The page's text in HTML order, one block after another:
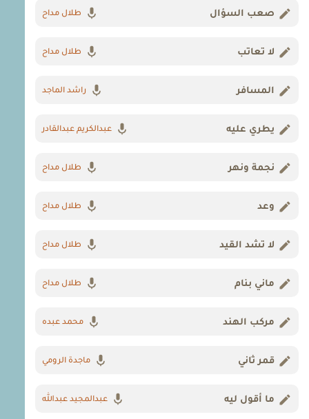
صعب السؤال طلال مداح
لا تعاتب طلال مداح
المسافر راشد الماجد
يطري عليه عبدالكريم عبدالقادر
نجمة ونهر طلال مداح
وعد طلال مداح
لا تشد القيد طلال مداح
ماني بنام طلال مداح
مركب الهند محمد عبده
قمر ثاني ماجدة الرومي
ما أقول ليه عبدالمجيد عبدالله